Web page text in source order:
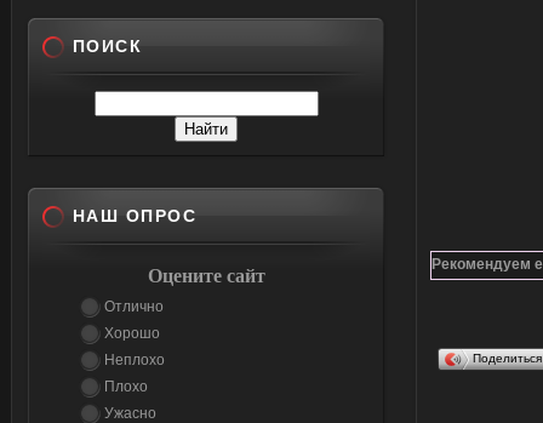
Рекомендуем
ПОИСК
НАШ ОПРОС
Оцените сайт
Отлично
Хорошо
Неплохо
Плохо
Ужасно